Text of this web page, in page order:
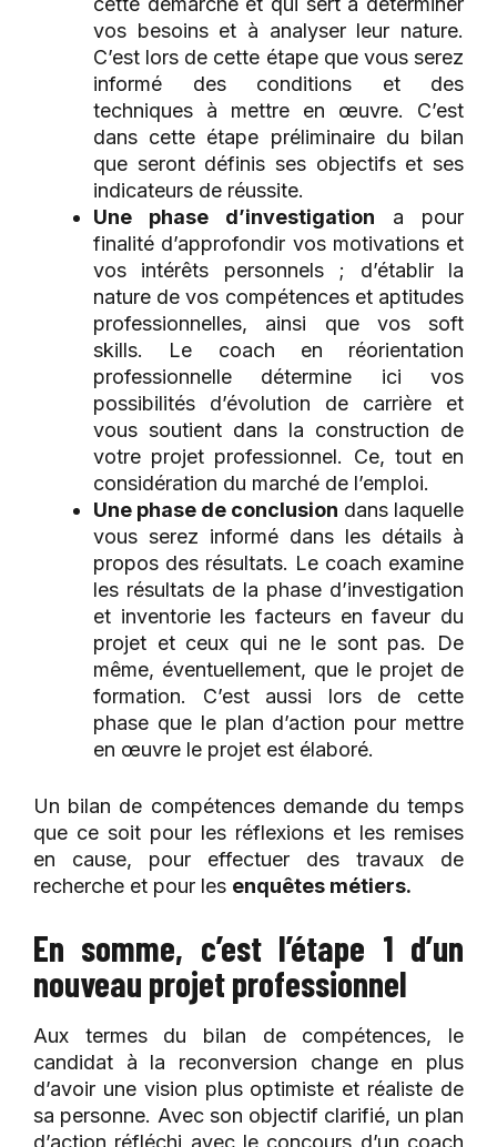
vos besoins et à analyser leur nature.
C’est lors de cette étape que vous serez
informé des conditions et des
techniques à mettre en œuvre. C’est
dans cette étape préliminaire du bilan
que seront définis ses objectifs et ses
indicateurs de réussite.
Une phase d’investigation a pour
finalité d’approfondir vos motivations et
vos intérêts personnels ; d’établir la
nature de vos compétences et aptitudes
professionnelles, ainsi que vos soft
skills. Le coach en réorientation
professionnelle détermine ici vos
possibilités d’évolution de carrière et
vous soutient dans la construction de
votre projet professionnel. Ce, tout en
considération du marché de l’emploi.
Une phase de conclusion dans laquelle
vous serez informé dans les détails à
propos des résultats. Le coach examine
les résultats de la phase d’investigation
et inventorie les facteurs en faveur du
projet et ceux qui ne le sont pas. De
même, éventuellement, que le projet de
formation. C’est aussi lors de cette
phase que le plan d’action pour mettre
en œuvre le projet est élaboré.
Un bilan de compétences demande du temps
que ce soit pour les réflexions et les remises
en cause, pour effectuer des travaux de
recherche et pour les enquêtes métiers.
En somme, c’est l’étape 1 d’un
nouveau projet professionnel
Aux termes du bilan de compétences, le
candidat à la reconversion change en plus
d’avoir une vision plus optimiste et réaliste de
sa personne. Avec son objectif clarifié, un plan
d’action réfléchi avec le concours d’un coach